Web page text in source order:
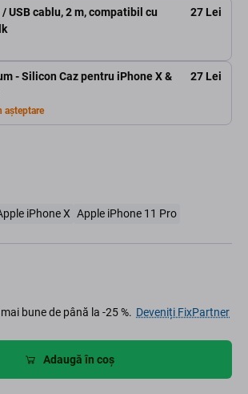
USB cablu, 2 m, compatibil cu
27 Lei
- Silicon Caz pentru iPhone X &
27 Lei
așteptare
iPhone X Apple iPhone 11 Pro
bune de până la -25 %. Deveniți FixPartner
Adaugă în coș